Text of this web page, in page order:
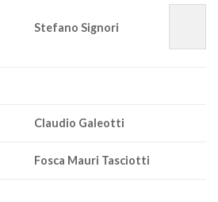
Stefano Signori
Claudio Galeotti
Fosca Mauri Tasciotti